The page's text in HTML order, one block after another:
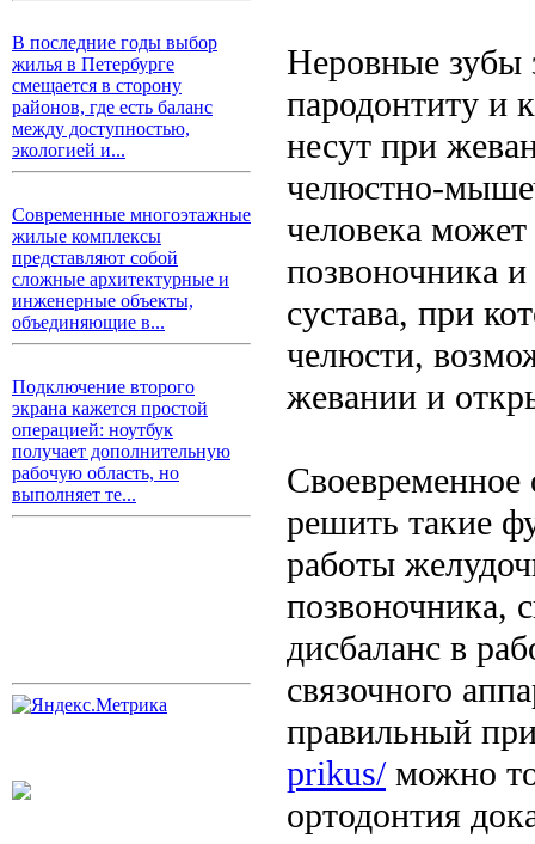
В последние годы выбор
жилья в Петербурге
смещается в сторону
районов, где есть баланс
между доступностью,
экологией и...
Современные многоэтажные
жилые комплексы
представляют собой
сложные архитектурные и
инженерные объекты,
объединяющие в...
Подключение второго
экрана кажется простой
операцией: ноутбук
получает дополнительную
рабочую область, но
выполняет те...
Неровные зубы
пародонтиту и
несут при
челюстно-
человека
позвоночника
сустава, при
челюсти,
жевании и
Своевременное
решить такие
работы
позвоночника,
дисбаланс в
связочного
правильный
prikus/можно
ортодонтия